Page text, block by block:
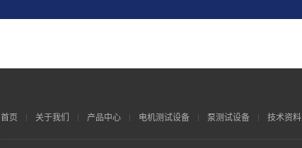
首页 关于我们 产品中心 电机测试设备 泵测试设备 技术资料